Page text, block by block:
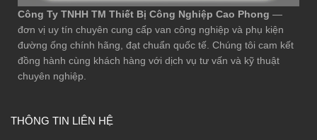
Công Ty TNHH TM Thiết Bị Công Nghiệp Cao Phong —
đơn vị uy tín chuyên cung cấp van công nghiệp và phụ kiện
đường ống chính hãng, đạt chuẩn quốc tế. Chúng tôi cam kết
đồng hành cùng khách hàng với dịch vụ tư vấn và kỹ thuật
chuyên nghiệp.
THÔNG TIN LIÊN HỆ